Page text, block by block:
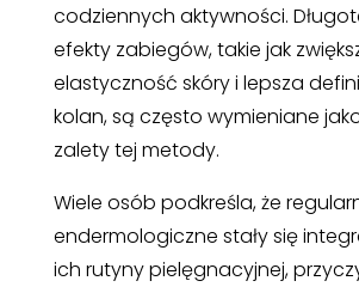
codziennych aktywności.
efekty zabiegów, takie jak
elastyczność skóry i lepsza
kolan, są często wymieniane
zalety tej metody.
Wiele osób podkreśla, że
endermologiczne stały się
ich rutyny pielęgnacyjnej,